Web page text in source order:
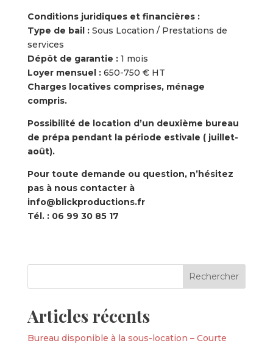
Conditions juridiques et financières :
Type de bail :Sous Location / Prestations de
services
Dépôt de garantie :1 mois
Loyer mensuel :650-750 € HT
Charges locatives comprises, ménage
compris.
Possibilité de location d’un deuxième bureau
de prépa pendant la période estivale ( juillet-
août).
Pour toute demande ou question, n’hésitez
pas à nous contacter à
info@blickproductions.fr
Tél. : 06 99 30 85 17
Articles récents
Bureau disponible à la sous-location – Courte